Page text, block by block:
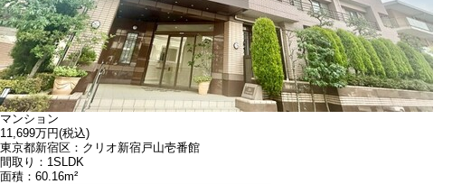
マンション
11,699万円(税込)
東京都新宿区：クリオ新宿戸山壱番館
間取り：1SLDK
面積：60.16m²